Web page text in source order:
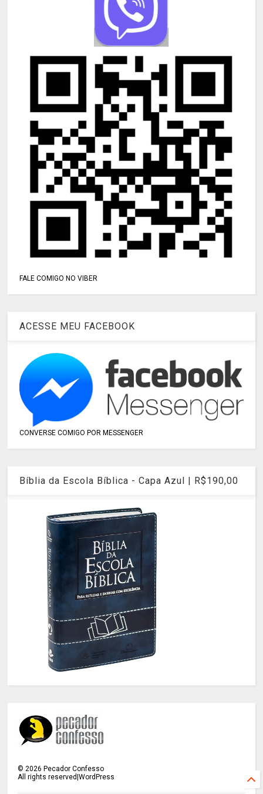
FALE COMIGO NO VIBER
ACESSE MEU FACEBOOK
CONVERSE COMIGO POR MESSENGER
Bíblia da Escola Bíblica - Capa Azul | R$190,00
©2026 Pecador Confesso
All rights reserved|WordPress